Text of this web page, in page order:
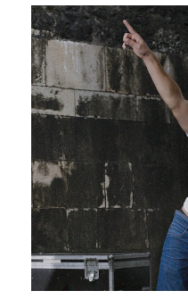
Si me ves ir con
noche lloro
26 - 28 mars 2026
PAVILLON ADC